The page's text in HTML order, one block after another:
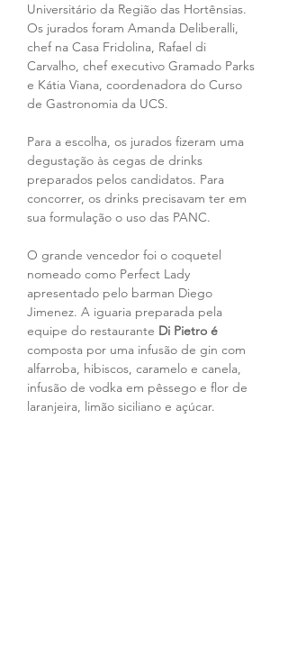
Universitário da Região das Hortênsias.
Os jurados foram Amanda Deliberalli,
chef na Casa Fridolina, Rafael di
Carvalho, chef executivo Gramado Parks
e Kátia Viana, coordenadora do Curso
de Gastronomia da UCS.
Para a escolha, os jurados fizeram uma
degustação às cegas de drinks
preparados pelos candidatos. Para
concorrer, os drinks precisavam ter em
sua formulação o uso das PANC.
O grande vencedor foi o coquetel
nomeado como Perfect Lady
apresentado pelo barman Diego
Jimenez. A iguaria preparada pela
equipe do restaurante Di Pietro é
composta por uma infusão de gin com
alfarroba, hibiscos, caramelo e canela,
infusão de vodka em pêssego e flor de
laranjeira, limão siciliano e açúcar.